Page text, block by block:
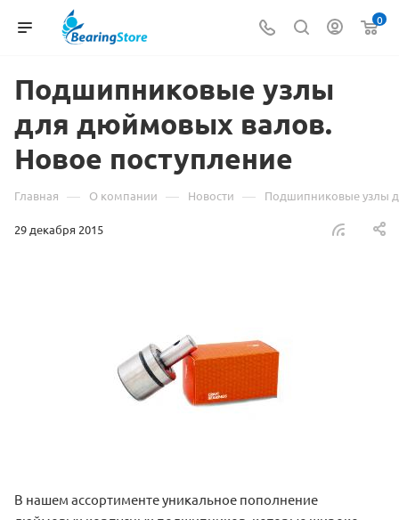
0
Подшипниковые узлы
для дюймовых валов.
Новое поступление
Главная — О компании — Новости — Подшипниковые узлы
29 декабря 2015
В нашем ассортименте уникальное пополнение